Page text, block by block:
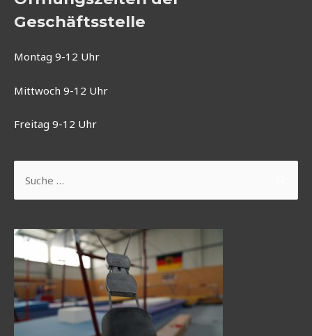
Geschäftsstelle
Montag 9-12 Uhr
Mittwoch 9-12 Uhr
Freitag 9-12 Uhr
nach: